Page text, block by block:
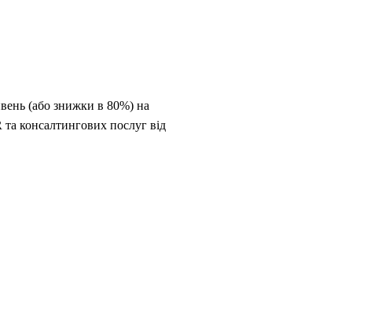
(або знижки в 80%) на
консалтингових послуг від